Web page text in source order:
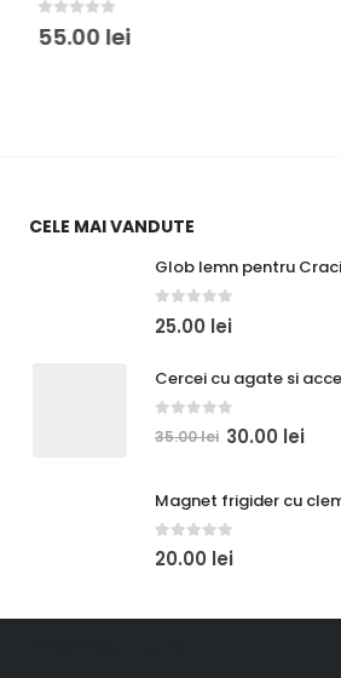
out of 5
55.00lei
CELE MAI VANDUTE
0 out of 5
25.00 lei
out of 5
35.00lei 30.00 lei
0 out of 5
20.00 lei